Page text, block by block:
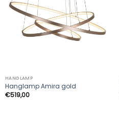
HANGLAMP
Hanglamp Amira gold
€519,00